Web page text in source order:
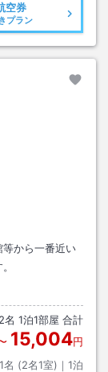
空券
プラン
等から一番近い
2名 1泊1部屋 合計
15,004円
名 (2名1室)｜ 1泊